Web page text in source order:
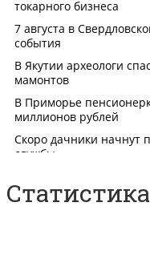
Статистика